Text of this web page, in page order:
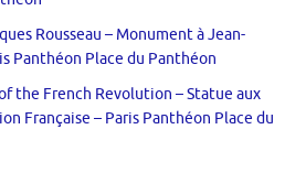
Rousseau – Monument à Jean-
Panthéon Place du Panthéon
the French Revolution – Statue aux
Française – Paris Panthéon Place du